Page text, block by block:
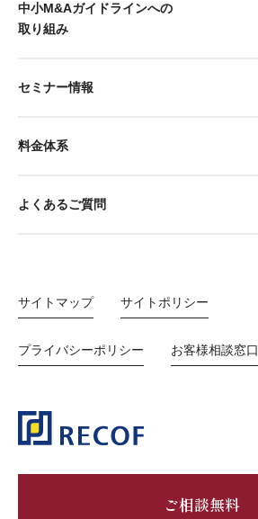
中小M&Aガイドラインへの
取り組み
セミナー情報
料金体系
よくあるご質問
サイトマップ サイトポリシー
プライバシーポリシー お客様相談窓口
ご相談無料